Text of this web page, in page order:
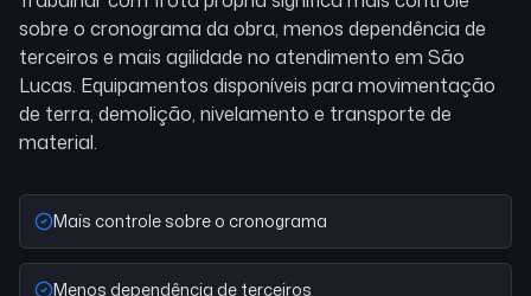
sobre o cronograma da obra, menos dependência de
terceiros e mais agilidade no atendimento em São
Lucas. Equipamentos disponíveis para movimentação
de terra, demolição, nivelamento e transporte de
material.
Mais controle sobre o cronograma
Menos dependência de terceiros